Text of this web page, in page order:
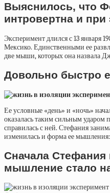
Выяснилось, что
интровертна и
Эксперимент длился с 13 января
Мексико. Единственными ее
две мыши, которых она назвала
Довольно быстро
Ее условные «день» и «ночь»
оказалась таким сильным
справилась с ней. Стефания
изменилась и форма ее мышления:
Сначала
мышление стало